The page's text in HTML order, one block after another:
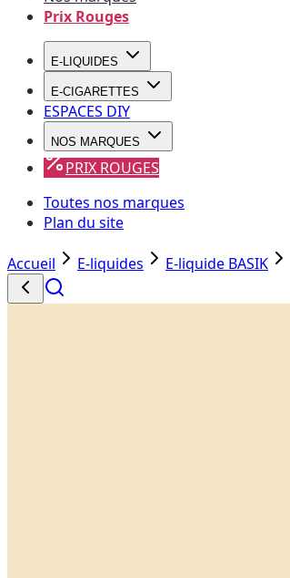
Prix Rouges
E-LIQUIDES
E-CIGARETTES
ESPACES DIY
NOS MARQUES
PRIX ROUGES
Toutes nos marques
Plan du site
Accueil E-liquides E-liquide BASIK